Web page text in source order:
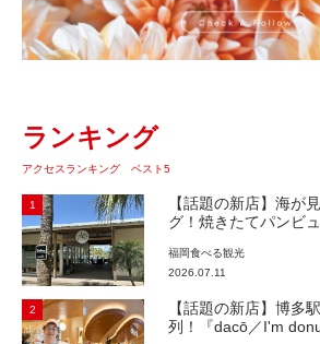
ランキング
アクセスランキング ベスト5
1
【話題の新店】海が
グ！焼きたてパンビ
Beach Cafe』（福岡
き】
福岡食べる観光
2026.07.11
2
【話題の新店】博多
列！『dacō／I'm